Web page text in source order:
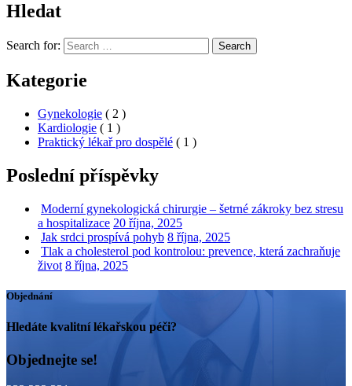
Hledat
Search for: Search
Kategorie
Gynekologie ( 2 )
Kardiologie ( 1 )
Praktický lékař pro dospělé ( 1 )
Poslední příspěvky
Moderní gynekologická chirurgie – šetrné zákroky bez stresu
a hospitalizace 20 října, 2025
Jak srdci prospívá pohyb 8 října, 2025
Tlak a cholesterol pod kontrolou: prevence, která zachraňuje
život 8 října, 2025
Objednání
Hledáte kvalitní lékařskou péči?
Objednejte se!